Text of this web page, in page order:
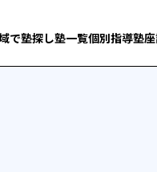
で塾探し塾一覧個別指導塾